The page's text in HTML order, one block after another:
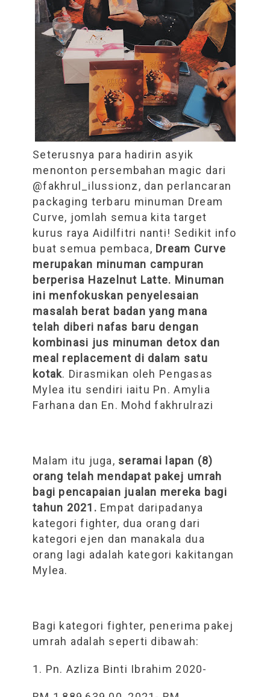
Seterusnya para hadirin asyik
menonton persembahan magic dari
@fakhrul_ilussionz, dan perlancaran
packaging terbaru minuman Dream
Curve, jomlah semua kita target
kurus raya Aidilfitri nanti! Sedikit info
buat semua pembaca, Dream Curve
merupakan minuman campuran
berperisa Hazelnut Latte. Minuman
ini menfokuskan penyelesaian
masalah berat badan yang mana
telah diberi nafas baru dengan
kombinasi jus minuman detox dan
meal replacement di dalam satu
kotak. Dirasmikan oleh Pengasas
Mylea itu sendiri iaitu Pn. Amylia
Farhana dan En. Mohd fakhrulrazi
Malam itu juga, seramai lapan (8)
orang telah mendapat pakej umrah
bagi pencapaian jualan mereka bagi
tahun 2021. Empat daripadanya
kategori fighter, dua orang dari
kategori ejen dan manakala dua
orang lagi adalah kategori kakitangan
Mylea.
Bagi kategori fighter, penerima pakej
umrah adalah seperti dibawah:
1. Pn. Azliza Binti Ibrahim 2020-